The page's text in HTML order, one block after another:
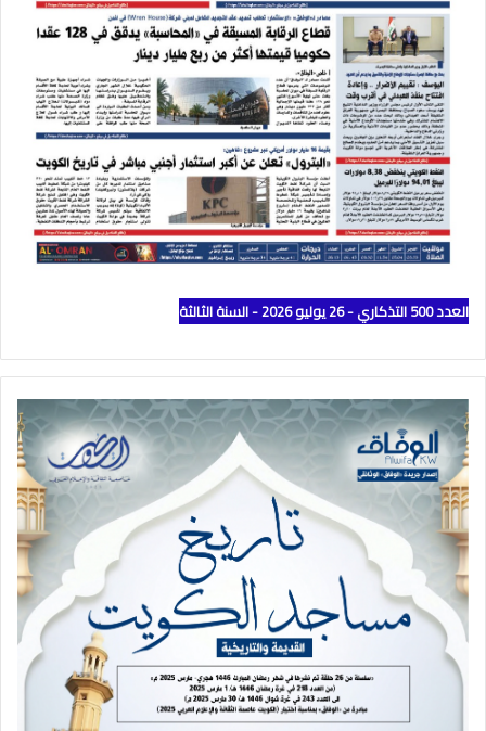
العدد 500 التذكاري - 26 يوليو 2026 - السنة الثالثة